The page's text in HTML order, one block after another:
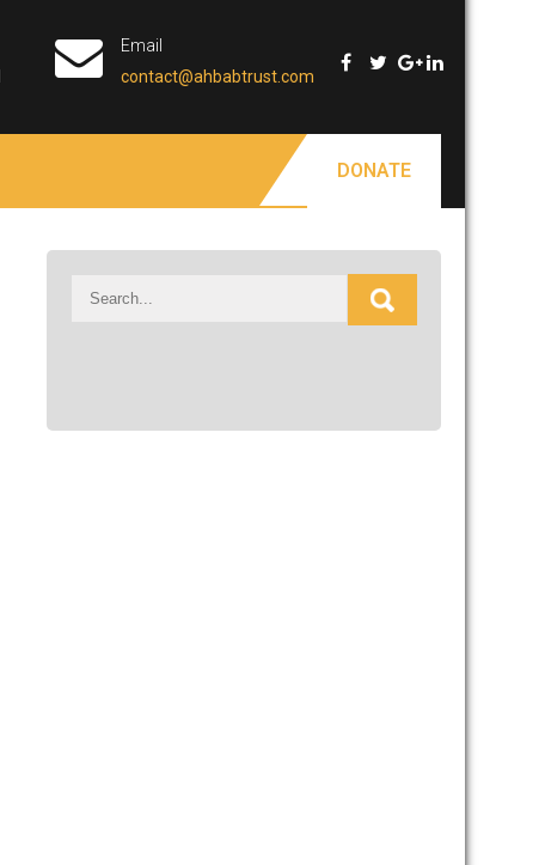
Email
contact@ahbabtrust.com
DONATE